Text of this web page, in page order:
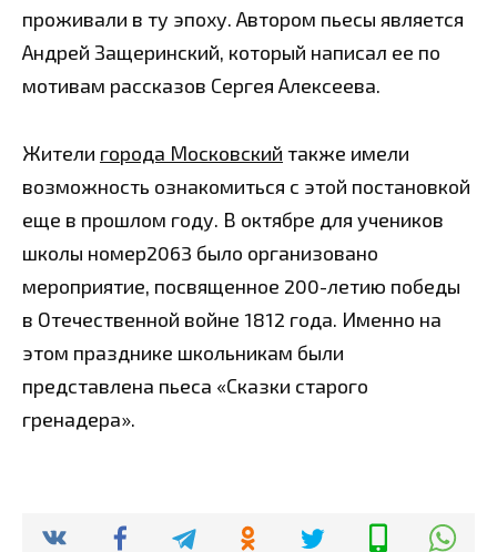
проживали в ту эпоху. Автором пьесы является
Андрей Защеринский, который написал ее по
мотивам рассказов Сергея Алексеева.
Жители города Московский также имели
возможность ознакомиться с этой постановкой
еще в прошлом году. В октябре для учеников
школы номер2063 было организовано
мероприятие, посвященное 200-летию победы
в Отечественной войне 1812 года. Именно на
этом празднике школьникам были
представлена пьеса «Сказки старого
гренадера».